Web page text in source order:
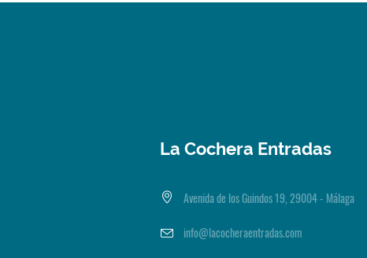
La Cochera Entradas
Avenida de los Guindos 19, 29004 - Málaga
info@lacocheraentradas.com